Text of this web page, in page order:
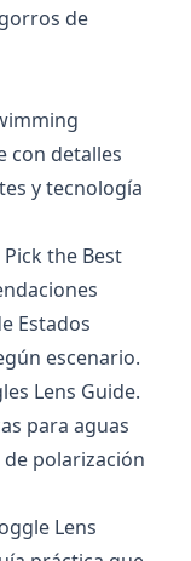
gorros de
con detalles
y tecnología
the Best
Estados
escenario.
Lens Guide.
para aguas
polarización
Lens